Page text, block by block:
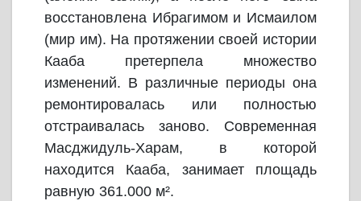
восстановлена Ибрагимом и Исмаилом
(мир им). На протяжении своей истории
Кааба претерпела множество
изменений. В различные периоды она
ремонтировалась или полностью
отстраивалась заново. Современная
Масджидуль-Харам, в которой
находится Кааба, занимает площадь
равную 361.000 м².